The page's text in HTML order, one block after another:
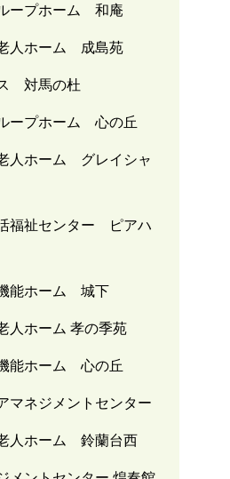
ープホーム 和庵
人ホーム 成島苑
対馬の杜
ープホーム 心の丘
人ホーム グレイシャ
福祉センター ピアハ
能ホーム 城下
人ホーム 孝の季苑
能ホーム 心の丘
マネジメントセンター
人ホーム 鈴蘭台西